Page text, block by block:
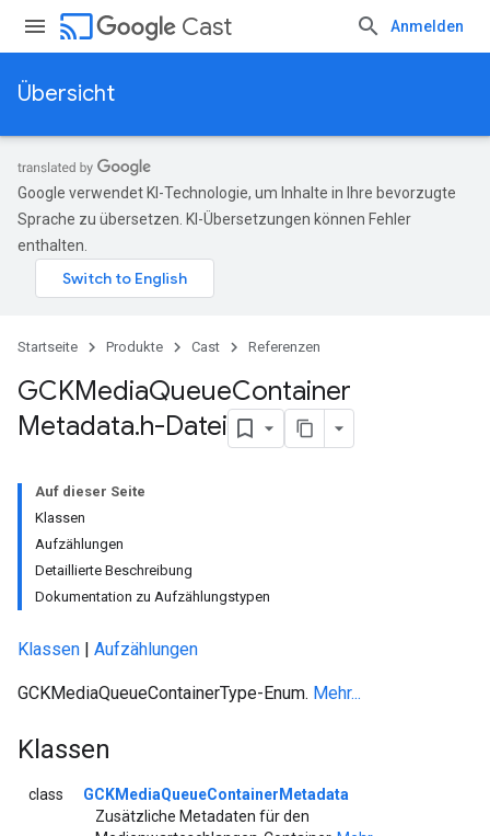
cast Cast Anmelden
Übersicht
Google verwendet KI-Technologie, um Inhalte in Ihre bevorzugte
Sprache zu übersetzen. KI-Übersetzungen können Fehler
enthalten.
Startseite Produkte Cast Referenzen
GCKMediaQueueContainer
Metadata.h-Datei
Auf dieser Seite
Klassen
Aufzählungen
Detaillierte Beschreibung
Dokumentation zu Aufzählungstypen
Klassen | Aufzählungen
GCKMediaQueueContainerType-Enum. Mehr...
Klassen
class
GCKMediaQueueContainerMetadata
Zusätzliche Metadaten für den